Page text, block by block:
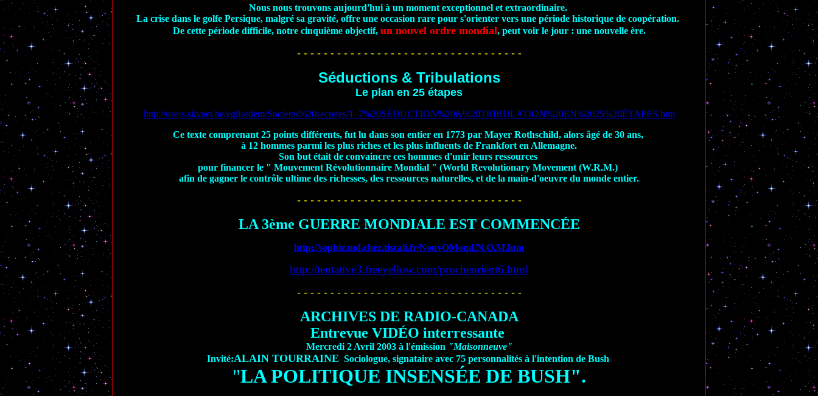
Nous nous trouvons aujourd'hui à un moment exceptionnel et extraordinaire.
La crise dans le golfe Persique, malgré sa gravité, offre une occasion rare pour s'orienter vers une période historique de coopération.
De cette période difficile, notre cinquième objectif, un nouvel ordre mondial, peut voir le jour : une nouvelle ère.
- - - - - - - - - - - - - - - - - - - - - - - - - - - - - - - - - -
Séductions & Tribulations
Le plan en 25 étapes
http://users.skynet.be/eglisedem/Societes%20secretes/1_7%20SÉDUCTION%20&%20TRIBULATION%20EN%2025%20ÉTAPES.htm
Ce texte comprenant 25 points différents, fut lu dans son entier en 1773 par Mayer Rothschild, alors âgé de 30 ans,
à 12 hommes parmi les plus riches et les plus influents de Frankfort en Allemagne.
Son but était de convaincre ces hommes d'unir leurs ressources
pour financer le " Mouvement Révolutionnaire Mondial " (World Revolutionary Movement (W.R.M.)
afin de gagner le contrôle ultime des richesses, des ressources naturelles, et de la main-d'oeuvre du monde entier.
- - - - - - - - - - - - - - - - - - - - - - - - - - - - - - - - - -
LA 3ème GUERRE MONDIALE EST COMMENCÉE
http://sophie.md.chez.tiscali.fr/NouvOMond/N.O.M.htm
http://tentative3.freeyellow.com/procheorient6.html
- - - - - - - - - - - - - - - - - - - - - - - - - - - - - - - - - -
ARCHIVES DE RADIO-CANADA
Entrevue VIDÉO interressante
Mercredi 2 Avril 2003 à l'émission "Maisonneuve"
Invité:ALAIN TOURRAINE Sociologue, signataire avec 75 personnalités à l'intention de Bush
"LA POLITIQUE INSENSÉE DE BUSH".